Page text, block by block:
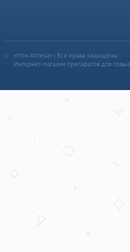
«Моя Аптека» | Все права защищены
Интернет-магазин препаратов для